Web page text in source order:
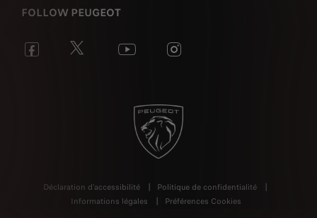
FOLLOW PEUGEOT
Déclaration d'accessibilité
Politique de confidentialité
Informations légales
Préférences Cookies